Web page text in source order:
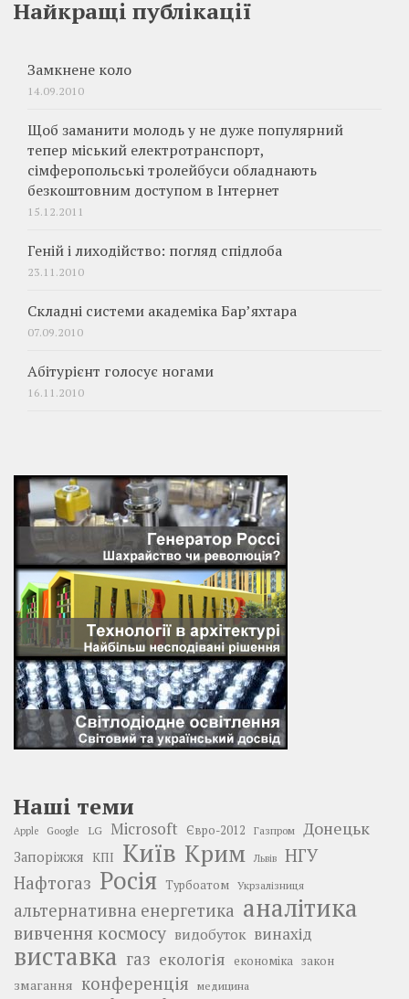
Найкращі публікації
Замкнене коло
14.09.2010
Щоб заманити молодь у не дуже популярний
тепер міський електротранспорт,
сімферопольські тролейбуси обладнають
безкоштовним доступом в Інтернет
15.12.2011
Геній і лиходійство: погляд спідлоба
23.11.2010
Складні системи академіка Бар’яхтара
07.09.2010
Абітурієнт голосує ногами
16.11.2010
Наші теми
Apple Google LG Microsoft Євро-2012 Газпром Донецьк
Запоріжжя КПІ Київ Крим Львів
НГУ
Нафтогаз Росія Турбоатом Укрзалізниця
альтернативна енергетика аналітика
вивчення космосу видобуток винахід
виставка газ екологія економіка закон
змагання конференція медицина